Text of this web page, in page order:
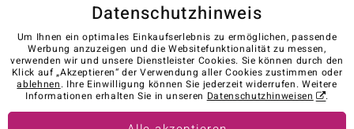
Karriere AGB Datenschutz Cookies
Impressum
Kontakt
Vertrag widerrufen
Visit our stores in other countries:
Datenschutzhinweis
Um Ihnen ein optimales Einkaufserlebnis zu ermöglichen, passende
Werbung anzuzeigen und die Websitefunktionalität zu messen,
verwenden wir und unsere Dienstleister Cookies. Sie können durch den
Klick auf „Akzeptieren“ der Verwendung aller Cookies zustimmen oder
ablehnen. Ihre Einwilligung können Sie jederzeit widerrufen. Weitere
Informationen erhalten Sie in unseren Datenschutzhinweisen .